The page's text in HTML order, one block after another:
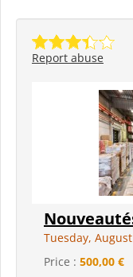
Report abuse
Tuesday,
Price : 500,00 €